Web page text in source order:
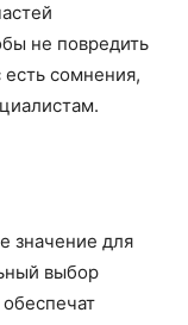
не повредить
есть сомнения,
значение для
выбор